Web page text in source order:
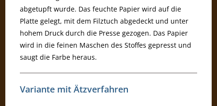
abgetupft wurde. Das feuchte Papier wird auf die
Platte gelegt, mit dem Filztuch abgedeckt und unter
hohem Druck durch die Presse gezogen. Das Papier
wird in die feinen Maschen des Stoffes gepresst und
saugt die Farbe heraus.
Variante mit Ätzverfahren